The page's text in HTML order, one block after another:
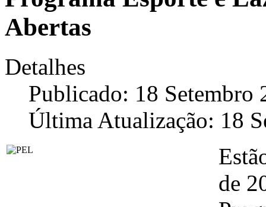
Abertas
Detalhes
Publicado: 18 Setembro
Última Atualização: 18
de